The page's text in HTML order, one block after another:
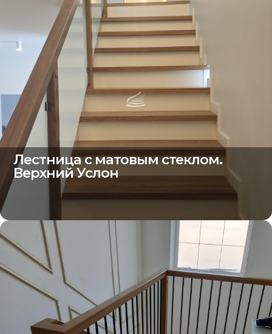
Лестница с матовым стеклом.
Верхний Услон